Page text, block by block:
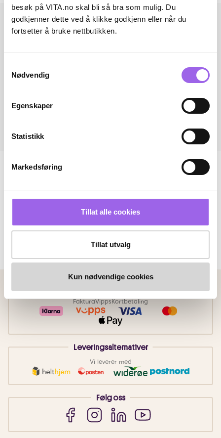
besøk på VITA.no skal bli så bra som mulig. Du
godkjenner dette ved å klikke godkjenn eller når du
fortsetter å bruke nettbutikken.
Nødvendig
Egenskaper
Statistikk
Markedsføring
Tillat alle cookies
Tillat utvalg
Kun nødvendige cookies
FakturaVippsKortbetaling
Leveringsalternativer
Vi leverer med
Følg oss